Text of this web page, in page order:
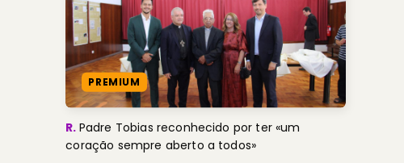
PREMIUM
R. Padre Tobias reconhecido por ter «um
coração sempre aberto a todos»